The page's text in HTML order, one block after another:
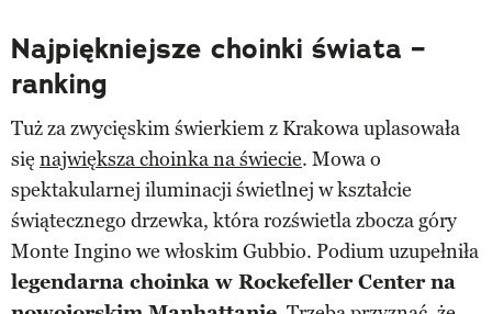
Najpiękniejsze choinki świata –
ranking
Tuż za zwycięskim świerkiem z Krakowa uplasowała
się największa choinka na świecie. Mowa o
spektakularnej iluminacji świetlnej w kształcie
świątecznego drzewka, która rozświetla zbocza góry
Monte Ingino we włoskim Gubbio. Podium uzupełniła
legendarna choinka w Rockefeller Center na